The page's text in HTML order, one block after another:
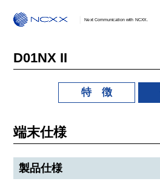
Next Communication with NCXX.
D01NX II
特 徴
端末仕様
製品仕様